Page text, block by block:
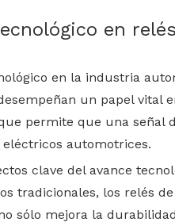
en
en la industria
un papel vital
permite que una señal
automotrices.
clave del avance
tradicionales, los relés
sólo mejora la